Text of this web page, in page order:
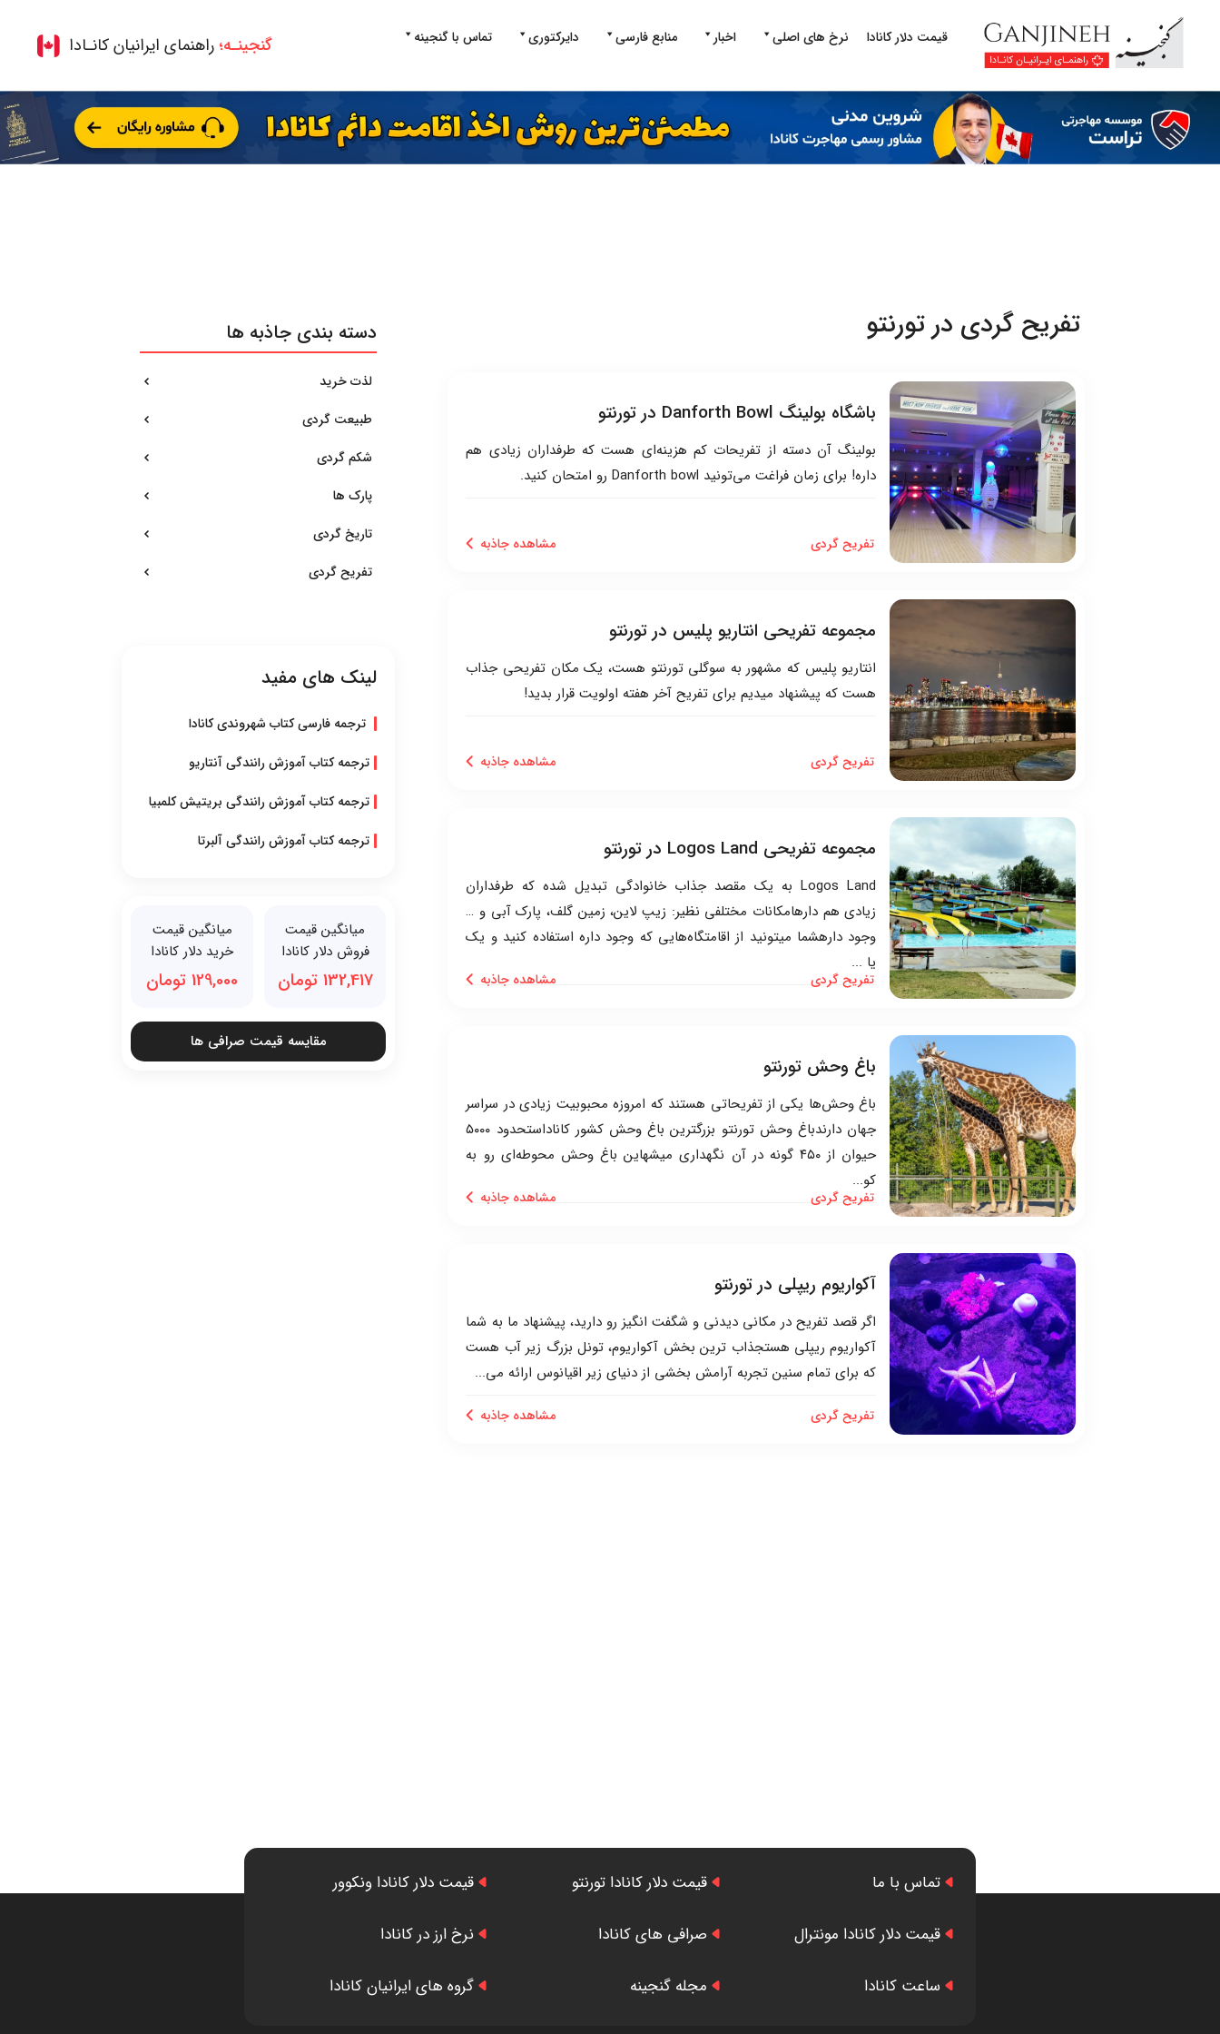
قیمت دلار کانادا نرخ های اصلی اخبار منابع فارسی دایرکتوری تماس با گنجینه گنجینـه؛ راهنمای ایرانیان کانـادا
تفریح گردی در تورنتو
باشگاه بولینگ Danforth Bowl در تورنتو
بولینگ آن دسته از تفریحات کم هزینه‌ای هست که طرفداران زیادی هم
داره! برای زمان فراغت می‌تونید Danforth bowl رو امتحان کنید.
تفریح گردی مشاهده جاذبه
مجموعه تفریحی انتاریو پلیس در تورنتو
انتاریو پلیس که مشهور به سوگلی تورنتو هست، یک مکان تفریحی جذاب
هست که پیشنهاد میدیم برای تفریح آخر هفته اولویت قرار بدید!
تفریح گردی مشاهده جاذبه
مجموعه تفریحی Logos Land در تورنتو
Logos Land به یک مقصد جذاب خانوادگی تبدیل شده که طرفداران
زیادی هم دارهامکانات مختلفی نظیر: زیپ لاین، زمین گلف، پارک آبی و …
وجود دارهشما میتونید از اقامتگاه‌هایی که وجود داره استفاده کنید و یک
یا ...
تفریح گردی مشاهده جاذبه
باغ وحش تورنتو
باغ وحش‌ها یکی از تفریحاتی هستند که امروزه محبوبیت زیادی در سراسر
جهان دارندباغ وحش تورنتو بزرگترین باغ وحش کشور کاناداستحدود ۵۰۰۰
حیوان از ۴۵۰ گونه در آن نگهداری میشهاین ‌باغ وحش محوطه‌ای رو به
کو...
تفریح گردی مشاهده جاذبه
آکواریوم ریپلی در تورنتو
اگر قصد تفریح در مکانی دیدنی و شگفت انگیز رو دارید، پیشنهاد ما به شما
آکواریوم ریپلی هستجذاب ترین بخش آکواریوم، تونل بزرگ زیر آب هست
که برای تمام سنین تجربه آرامش بخشی از دنیای زیر اقیانوس ارائه می...
تفریح گردی مشاهده جاذبه
دسته بندی جاذبه ها
لذت خرید
طبیعت گردی
شکم گردی
پارک ها
تاریخ گردی
تفریح گردی
لینک های مفید
ترجمه فارسی کتاب شهروندی کانادا
ترجمه کتاب آموزش رانندگی آنتاریو
ترجمه کتاب آموزش رانندگی بریتیش کلمبیا
ترجمه کتاب آموزش رانندگی آلبرتا
میانگین قیمت
فروش دلار کانادا
132,417 تومان
میانگین قیمت
خرید دلار کانادا
129,000 تومان
مقایسه قیمت صرافی ها
تماس با ما قیمت دلار کانادا تورنتو قیمت دلار کانادا ونکوور
قیمت دلار کانادا مونترال صرافی های کانادا نرخ ارز در کانادا
ساعت کانادا مجله گنجینه گروه های ایرانیان کانادا